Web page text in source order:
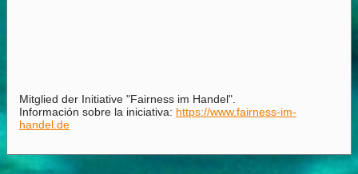
Mitglied der Initiative "Fairness im Handel".
Información sobre la iniciativa: https://www.fairness-im-
handel.de